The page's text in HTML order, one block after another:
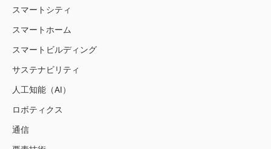
スマートシティ
スマートホーム
スマートビルディング
サステナビリティ
人工知能（AI）
ロボティクス
通信